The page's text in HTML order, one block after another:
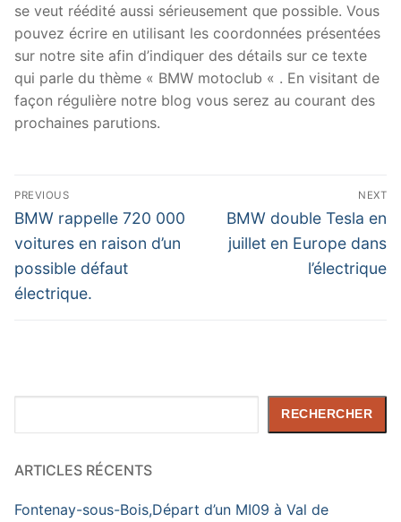
se veut réédité aussi sérieusement que possible. Vous
pouvez écrire en utilisant les coordonnées présentées
sur notre site afin d’indiquer des détails sur ce texte
qui parle du thème « BMW motoclub « . En visitant de
façon régulière notre blog vous serez au courant des
prochaines parutions.
Navigation
de
l’article
PREVIOUS
Previous
post:
BMW rappelle 720 000
voitures en raison d’un
possible défaut
électrique.
NEXT
Next
post:
BMW double Tesla en
juillet en Europe dans
l’électrique
RECHERCHER
ARTICLES RÉCENTS
Fontenay-sous-Bois,Départ d’un MI09 à Val de